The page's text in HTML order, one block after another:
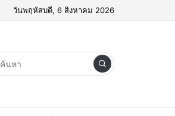
วันพฤหัสบดี, 6 สิงหาคม 2026